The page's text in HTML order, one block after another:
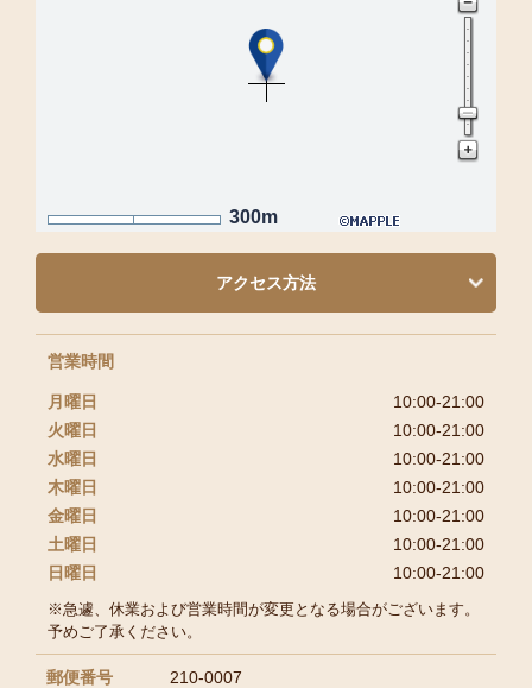
300m
営業時間
月曜日
10:00-21:00
火曜日
10:00-21:00
水曜日
10:00-21:00
木曜日
10:00-21:00
金曜日
10:00-21:00
土曜日
10:00-21:00
日曜日
10:00-21:00
※急遽、休業および営業時間が変更となる場合がございます。
予めご了承ください。
郵便番号 210-0007
アクセス方法